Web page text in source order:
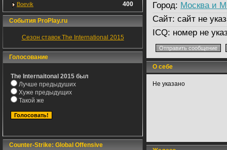
Boevik 400
События ProPlay.ru
Сезон ставок The International 2015
Голосование
The Internaitonal 2015 был
Лучше предыдуших
Хуже предыдущих
Такой же
Counter-Strike: Global Offensive
Город: Москва и
Сайт: сайт не
ICQ: номер не
О себе
Не указано